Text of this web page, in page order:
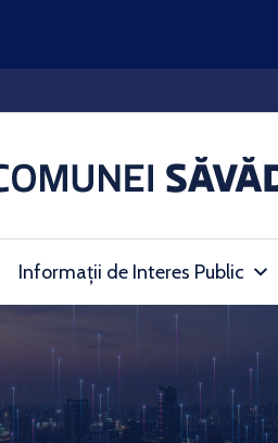
Informații de Interes Public